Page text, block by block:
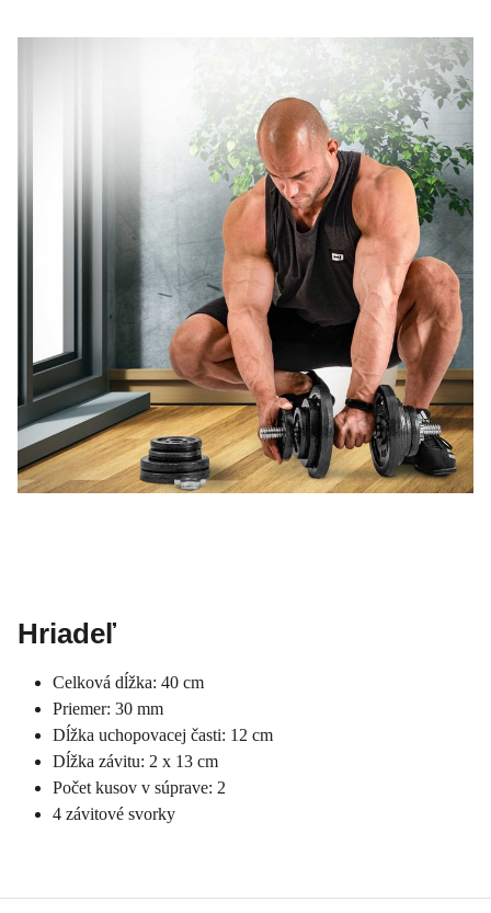
Hriadeľ
Celková dĺžka: 40 cm
Priemer: 30 mm
Dĺžka uchopovacej časti: 12 cm
Dĺžka závitu: 2 x 13 cm
Počet kusov v súprave: 2
4 závitové svorky